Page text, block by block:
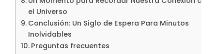
el Universo
Conclusión: Un Siglo de Espera Para Minutos
Inolvidables
Preguntas frecuentes